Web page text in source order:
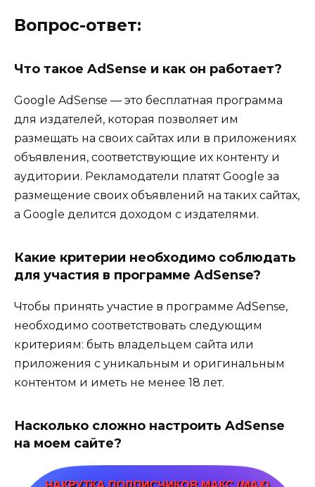
Вопрос-ответ:
Что такое AdSense и как он работает?
Google AdSense — это бесплатная программа
для издателей, которая позволяет им
размещать на своих сайтах или в приложениях
объявления, соответствующие их контенту и
аудитории. Рекламодатели платят Google за
размещение своих объявлений на таких сайтах,
а Google делится доходом с издателями.
Какие критерии необходимо соблюдать
для участия в программе AdSense?
Чтобы принять участие в программе AdSense,
необходимо соответствовать следующим
критериям: быть владельцем сайта или
приложения с уникальным и оригинальным
контентом и иметь не менее 18 лет.
Насколько сложно настроить AdSense
на моем сайте?